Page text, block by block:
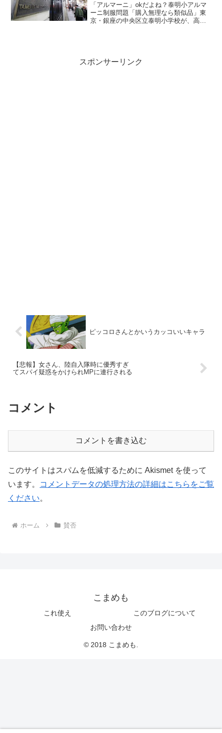
「アルマーニ」okだよね？泰明小アルマ
ーニ制服問題「購入無理なら類似品」東
京・銀座の中央区立泰明小学校が、高級
スポンサーリンク
ピッコロさんとかいうカッコいいキャラ
【悲報】女さん、陸自入隊時に優秀すぎ
てスパイ疑惑をかけられMPに連行される
コメント
コメントを書き込む
このサイトはスパムを低減するために Akismet を使って
います。
コメントデータの処理方法の詳細はこちらをご覧
ください。
ホーム 賛否
こまめも
これ使え
このブログについて
お問い合わせ
© 2018 こまめも.